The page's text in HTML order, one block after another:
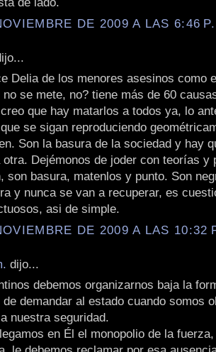
DE 2009 A LAS 6:46
Delia de los menores asesinos como
no se mete, no? tiene más de 60
que hay matarlos a todos ya, lo
se sigan reproduciendo
Son la basura de la sociedad y hay
otra. Dejémonos de joder con teorías y
son basura, matenlos y punto. Son
y nunca se van a recuperar, es
asi de simple.
DE 2009 A LAS 10:32
dijo...
debemos organizarnos baja la
demandar al estado cuando somos
nuestra seguridad.
en Él el monopolio de la